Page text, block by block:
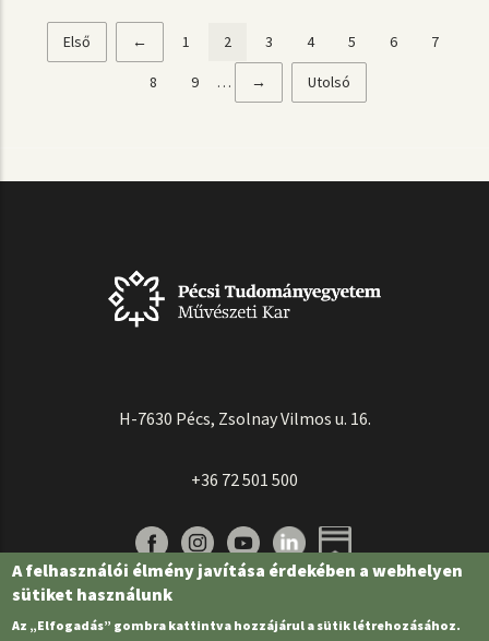
Oldalszámozás
Első
oldal
Első
Előző
oldal
← Page
1
Jelenlegi
oldal
2 Page
3 Page
4 Page
5 Page
6 Page
7
Page
8 Page
9 …
Következő
oldal
→
Utolsó
oldal
Utolsó
H-7630 Pécs, Zsolnay Vilmos u. 16.
+36 72 501 500
A felhasználói élmény javítása érdekében a webhelyen
sütiket használunk
Az „Elfogadás” gombra kattintva hozzájárul a sütik létrehozásához.